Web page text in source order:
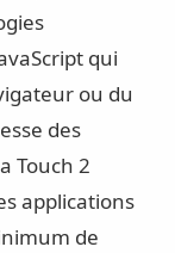
qui
ou du
des
Touch 2
applications
de